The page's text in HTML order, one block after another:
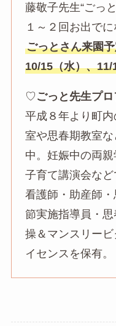
藤敬子先生“ごっ
１～２回お出でに
ごっとさん来園
10/15（水）、
♡ ごっと先生プ
平成８年より町
室や思春期教室
中。妊娠中の両
子育て講演会など
看護師・助産師
節実施指導員・
操＆マンスリー
イセンスを保有。